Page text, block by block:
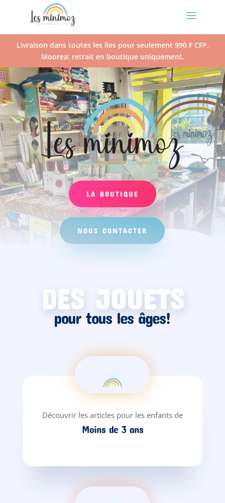
Livraison dans toutes les îles pour seulement 990 F CFP.
Moorea: retrait en boutique uniquement.
LA BOUTIQUE
NOUS CONTACTER
DES JOUETS
pour tous les âges!
Découvrir les articles pour les enfants de
Moins de 3 ans